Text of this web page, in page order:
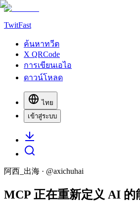
TwitFast
ค้นหาทวีต
X QRCode
การเขียนเอไอ
ดาวน์โหลด
ไทย
เข้าสู่ระบบ
阿西_出海 · @axichuhai
MCP 正在重新定义 AI 的